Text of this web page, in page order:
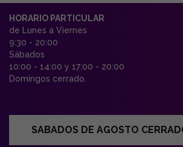
HORARIO PARTICULAR
de Lunes a Viernes
9:30 - 20:00
Sábados
10:00 - 14:00 y 17:00 - 20:00
Domingos cerrado.
SABADOS DE AGOSTO